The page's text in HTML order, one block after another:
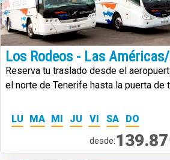
Los Rodeos - Las
Reserva tu traslado desde el
el norte de Tenerife hasta la puerta de
LU MA MI JU VI SA DO
desde:139.87